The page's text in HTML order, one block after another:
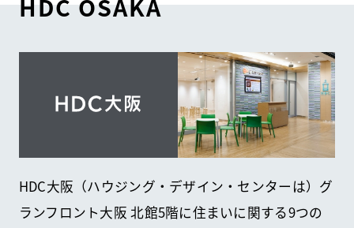
HDC大阪（ハウジング・デザイン・センターは）グ
ランフロント大阪 北館5階に住まいに関する9つの